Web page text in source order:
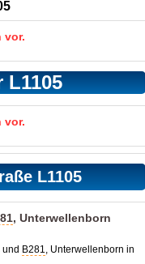
vor.
vor.
L1105
, Unterwellenborn
B281, Unterwellenborn in